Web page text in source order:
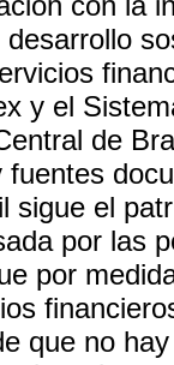
y el
de
sigue el
por las
por
que no